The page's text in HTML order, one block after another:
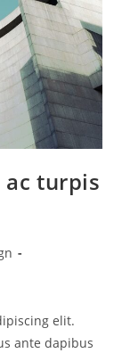
ac turpis
elit.
ante dapibus